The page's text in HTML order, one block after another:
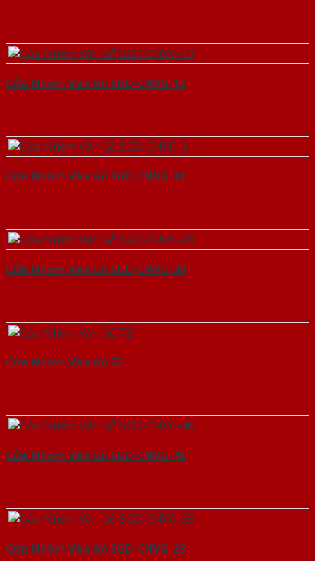
Cửa Nhôm Vân Gỗ SGD-CNVG-13
Cửa Nhôm Vân Gỗ SGD-CNVG-31
Cửa Nhôm Vân Gỗ SGD-CNVG-39
Cửa Nhôm Vân Gỗ 72
Cửa Nhôm Vân Gỗ SGD-CNVG-46
Cửa Nhôm Vân Gỗ SGD-CNVG-23